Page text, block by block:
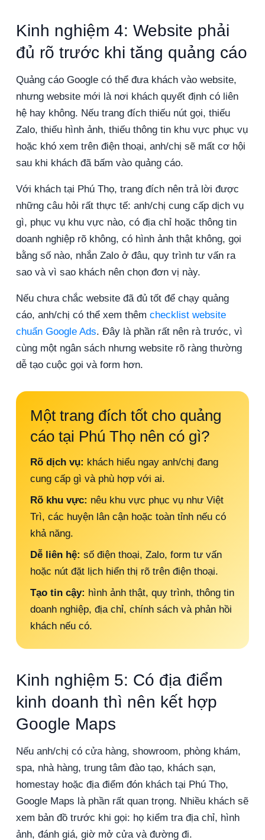
Kinh nghiệm 4: Website phải
đủ rõ trước khi tăng quảng cáo
Quảng cáo Google có thể đưa khách vào website,
nhưng website mới là nơi khách quyết định có liên
hệ hay không. Nếu trang đích thiếu nút gọi, thiếu
Zalo, thiếu hình ảnh, thiếu thông tin khu vực phục vụ
hoặc khó xem trên điện thoại, anh/chị sẽ mất cơ hội
sau khi khách đã bấm vào quảng cáo.
Với khách tại Phú Thọ, trang đích nên trả lời được
những câu hỏi rất thực tế: anh/chị cung cấp dịch vụ
gì, phục vụ khu vực nào, có địa chỉ hoặc thông tin
doanh nghiệp rõ không, có hình ảnh thật không, gọi
bằng số nào, nhắn Zalo ở đâu, quy trình tư vấn ra
sao và vì sao khách nên chọn đơn vị này.
Nếu chưa chắc website đã đủ tốt để chạy quảng
cáo, anh/chị có thể xem thêm checklist website
chuẩn Google Ads. Đây là phần rất nên rà trước, vì
cùng một ngân sách nhưng website rõ ràng thường
dễ tạo cuộc gọi và form hơn.
Một trang đích tốt cho quảng
cáo tại Phú Thọ nên có gì?
Rõ dịch vụ: khách hiểu ngay anh/chị đang
cung cấp gì và phù hợp với ai.
Rõ khu vực: nêu khu vực phục vụ như Việt
Trì, các huyện lân cận hoặc toàn tỉnh nếu có
khả năng.
Dễ liên hệ: số điện thoại, Zalo, form tư vấn
hoặc nút đặt lịch hiển thị rõ trên điện thoại.
Tạo tin cậy: hình ảnh thật, quy trình, thông tin
doanh nghiệp, địa chỉ, chính sách và phản hồi
khách nếu có.
Kinh nghiệm 5: Có địa điểm
kinh doanh thì nên kết hợp
Google Maps
Nếu anh/chị có cửa hàng, showroom, phòng khám,
spa, nhà hàng, trung tâm đào tạo, khách sạn,
homestay hoặc địa điểm đón khách tại Phú Thọ,
Google Maps là phần rất quan trọng. Nhiều khách sẽ
xem bản đồ trước khi gọi: họ kiểm tra địa chỉ, hình
ảnh, đánh giá, giờ mở cửa và đường đi.